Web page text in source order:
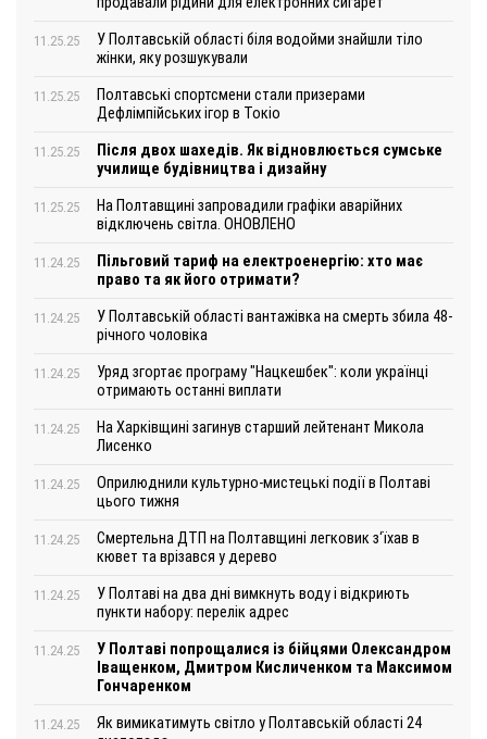
11.25.25
У Полтавській області біля водойми знайшли тіло
жінки, яку розшукували
11.25.25
Полтавські спортсмени стали призерами
Дефлімпійських ігор в Токіо
11.25.25
Після двох шахедів. Як відновлюється сумське
училище будівництва і дизайну
11.25.25
На Полтавщині запровадили графіки аварійних
відключень світла. ОНОВЛЕНО
11.24.25
Пільговий тариф на електроенергію: хто має
право та як його отримати?
11.24.25
У Полтавській області вантажівка на смерть збила 48-
річного чоловіка
11.24.25
Уряд згортає програму "Нацкешбек": коли українці
отримають останні виплати
11.24.25
На Харківщині загинув старший лейтенант Микола
Лисенко
11.24.25
Оприлюднили культурно-мистецькі події в Полтаві
цього тижня
11.24.25
Смертельна ДТП на Полтавщині легковик з‘їхав в
кювет та врізався у дерево
11.24.25
У Полтаві на два дні вимкнуть воду і відкриють
пункти набору: перелік адрес
11.24.25
У Полтаві попрощалися із бійцями Олександром
Іващенком, Дмитром Кисличенком та Максимом
Гончаренком
11.24.25
Як вимикатимуть світло у Полтавській області 24